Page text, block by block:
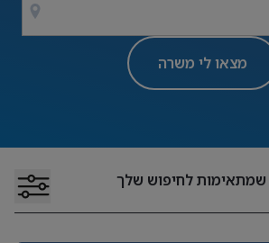
מצאו לי משרה
לחיפוש שלך